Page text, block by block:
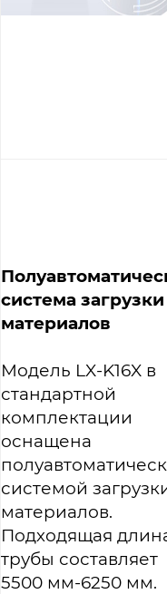
система загрузки
материалов
Модель LX-K16X в
стандартной
комплектации
оснащена
системой
материалов.
Подходящая
трубы составляет
5500 мм-6250 мм.